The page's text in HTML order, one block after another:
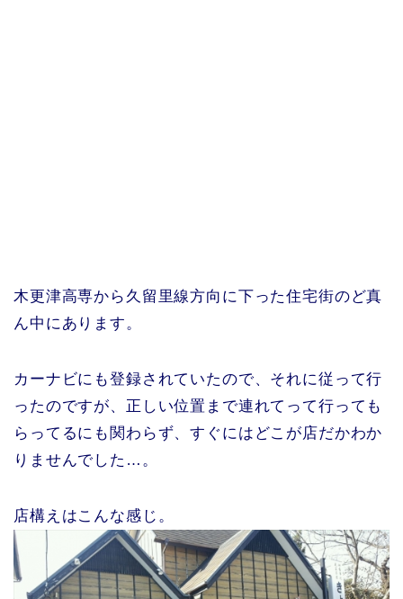
木更津高専から久留里線方向に下った住宅街のど真
ん中にあります。
カーナビにも登録されていたので、それに従って行
ったのですが、正しい位置まで連れてって行っても
らってるにも関わらず、すぐにはどこが店だかわか
りませんでした…。
店構えはこんな感じ。